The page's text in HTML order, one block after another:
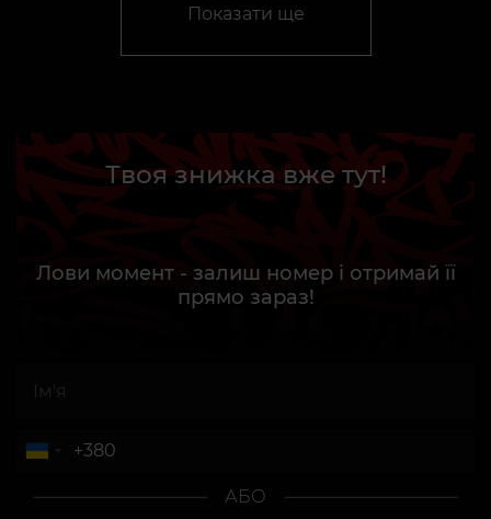
Показати ще
Твоя знижка вже тут!
Лови момент - залиш номер і отримай її
прямо зараз!
АБО